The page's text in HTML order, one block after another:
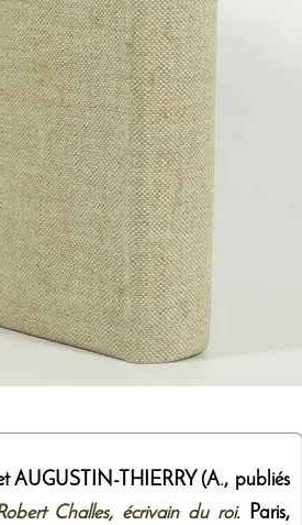
AUGUSTIN-THIERRY (A., publiés
Challes, écrivain du roi. Paris,